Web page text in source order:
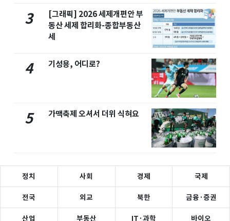
3
[그래픽] 2026 세제개편안 부
동산 세제 합리화-종합부동산
세
4 기성용, 어디로?
5 가맥축제 오셔서 더위 식혀요
정치 사회 경제 국제
전국 외교 북한 금융·증권
산업 부동산 IT·과학 바이오